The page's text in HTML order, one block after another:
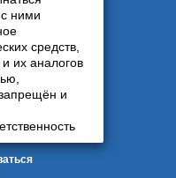
с ними
средств,
их аналогов
и